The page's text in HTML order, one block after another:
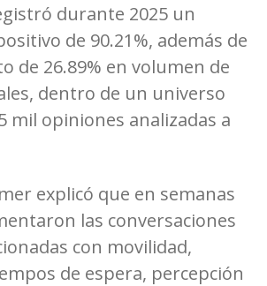
durante 2025 un
de 90.21%, además de
de 26.89% en volumen de
dentro de un universo
mil opiniones analizadas a
explicó que en semanas
las conversaciones
con movilidad,
de espera, percepción